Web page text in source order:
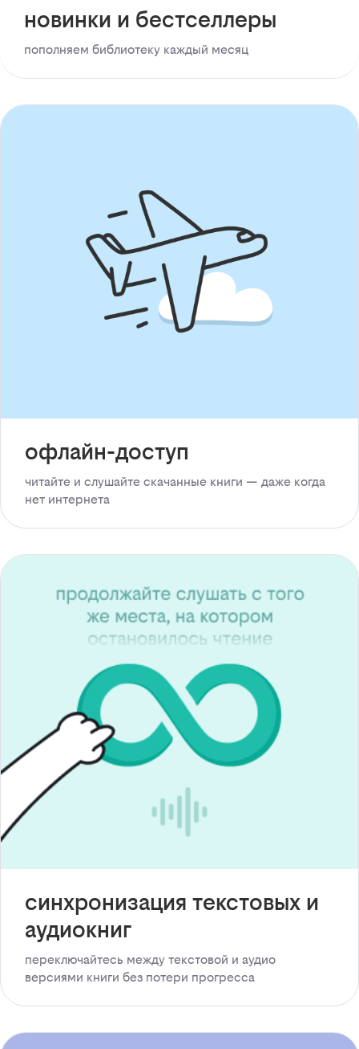
новинки и бестселлеры
пополняем библиотеку каждый месяц
офлайн-доступ
читайте и слушайте скачанные книги — даже когда
нет интернета
синхронизация текстовых и
аудиокниг
переключайтесь между текстовой и аудио
версиями книги без потери прогресса